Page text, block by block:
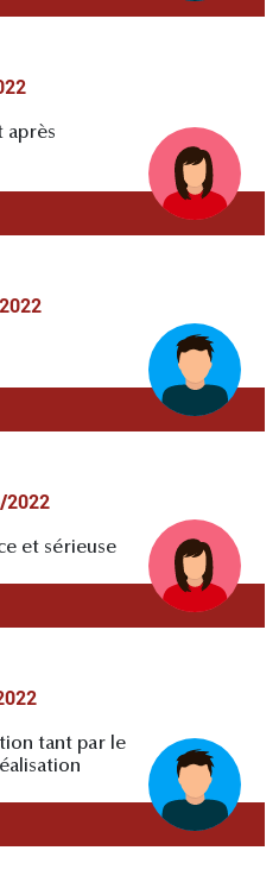
après
2022
et sérieuse
tant par le